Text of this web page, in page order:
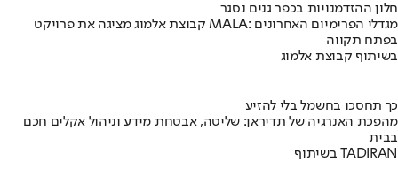
חלון ההזדמנויות בכפר גנים נסגר
קבוצת אלמוג מציגה את פרויקט MALA: מגדלי הפרימיום האחרונים
בפתח תקווה
בשיתוף קבוצת אלמוג
כך תחסכו בחשמל בלי להזיע
מהפכת האנרגיה של תדיראן: שליטה, אבטחת מידע וניהול אקלים חכם
בבית
בשיתוף TADIRAN